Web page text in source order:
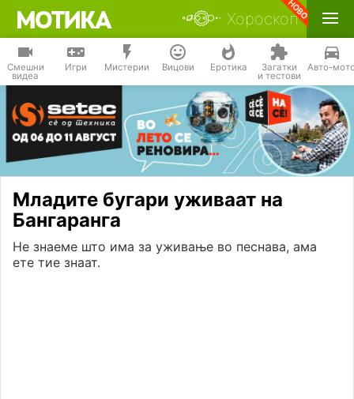
Хороскоп
Смешни
видеа
Игри Мистерии Вицови Еротика Загатки
и тестови
Авто-
Младите бугари уживаат на
Бангаранга
Не знаеме што има за уживање во песнава, ама
ете тие знаат.